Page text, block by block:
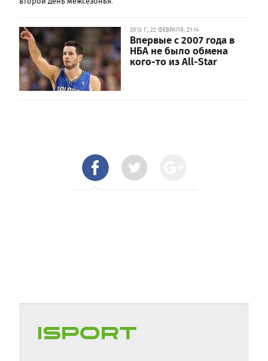
2013 Г., 22 ФЕВРАЛЯ, 21:14
Впервые с 2007 года в
НБА не было обмена
кого-то из All-Star